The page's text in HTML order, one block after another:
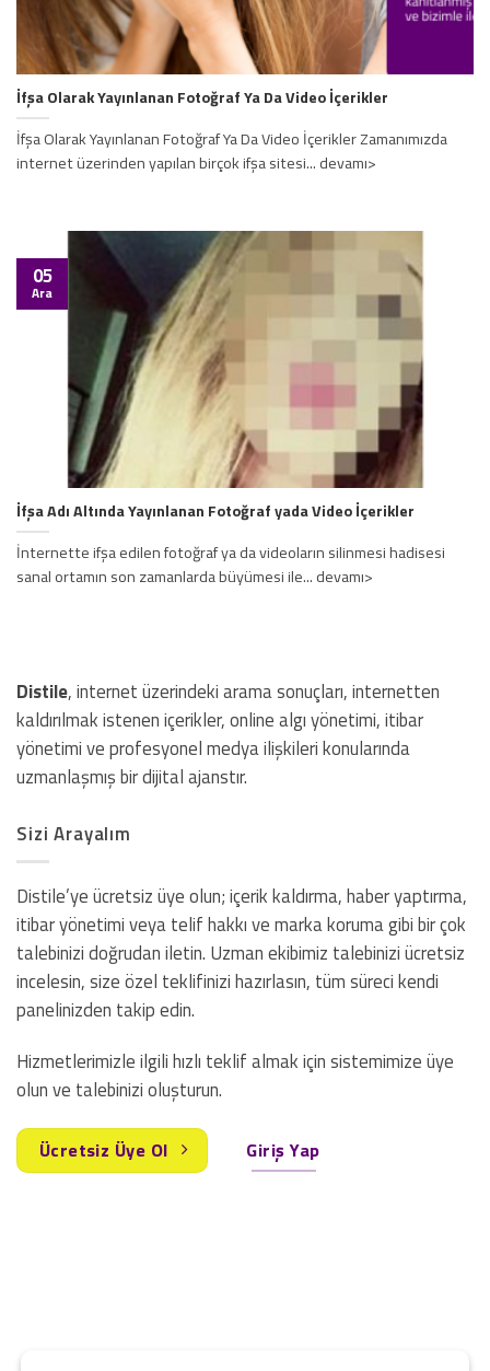
İfşa Olarak Yayınlanan Fotoğraf Ya Da Video İçerikler
İfşa Olarak Yayınlanan Fotoğraf Ya Da Video İçerikler Zamanımızda
internet üzerinden yapılan birçok ifşa sitesi... devamı>
İfşa Adı Altında Yayınlanan Fotoğraf yada Video İçerikler
İnternette ifşa edilen fotoğraf ya da videoların silinmesi hadisesi
sanal ortamın son zamanlarda büyümesi ile... devamı>
05
Ara
Distile, internet üzerindeki arama sonuçları, internetten
kaldırılmak istenen içerikler, online algı yönetimi, itibar
yönetimi ve profesyonel medya ilişkileri konularında
uzmanlaşmış bir dijital ajanstır.
Sizi Arayalım
Distile’ye ücretsiz üye olun; içerik kaldırma, haber yaptırma,
itibar yönetimi veya telif hakkı ve marka koruma gibi bir çok
talebinizi doğrudan iletin. Uzman ekibimiz talebinizi ücretsiz
incelesin, size özel teklifinizi hazırlasın, tüm süreci kendi
panelinizden takip edin.
Hizmetlerimizle ilgili hızlı teklif almak için sistemimize üye
olun ve talebinizi oluşturun.
Ücretsiz Üye Ol Giriş Yap